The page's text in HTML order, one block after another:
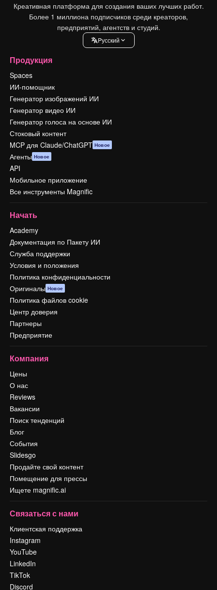
Креативная платформа для создания ваших лучших работ.
Более 1 миллиона подписчиков среди креаторов,
предприятий, агентств и студий.
Pусский
Продукция
Spaces
ИИ-помощник
Генератор изображений ИИ
Генератор видео ИИ
Генератор голоса на основе ИИ
Стоковый контент
MCP для Claude/ChatGPT Новое
Агенты Новое
API
Мобильное приложение
Все инструменты Magnific
Начать
Academy
Документация по Пакету ИИ
Служба поддержки
Условия и положения
Политика конфиденциальности
Оригиналы Новое
Политика файлов cookie
Центр доверия
Партнеры
Предприятие
Компания
Цены
О нас
Reviews
Вакансии
Поиск тенденций
Блог
События
Slidesgo
Продайте свой контент
Помещение для прессы
Ищете magnific.ai
Связаться с нами
Клиентская поддержка
Instagram
YouTube
LinkedIn
TikTok
Discord